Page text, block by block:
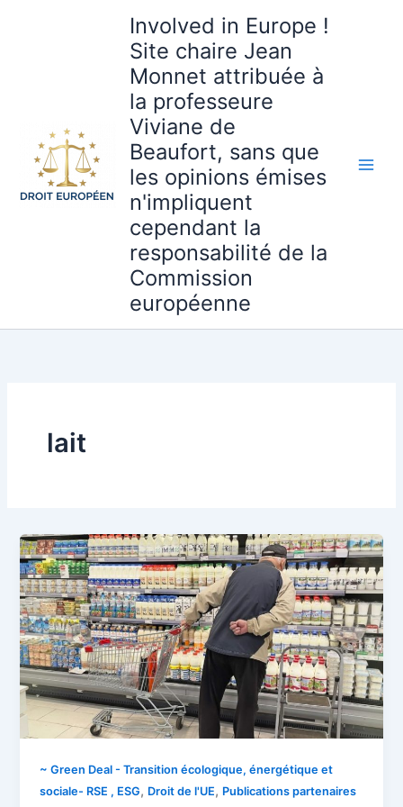
Involved in Europe !
Site chaire Jean
Monnet attribuée à
la professeure
Viviane de
Beaufort, sans que
les opinions émises
n'impliquent
cependant la
responsabilité de la
Commission
européenne
lait
~ Green Deal - Transition écologique, énergétique et
sociale- RSE , ESG, Droit de l'UE, Publications partenaires